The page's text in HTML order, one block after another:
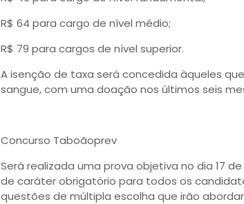
R$ 64 para cargo de nível médio;
R$ 79 para cargos de nível superior.
A isenção de taxa será concedida àqueles
sangue, com uma doação nos últimos seis
Concurso Taboãoprev
Será realizada uma prova objetiva no dia 17
de caráter obrigatório para todos os
questões de múltipla escolha que irão